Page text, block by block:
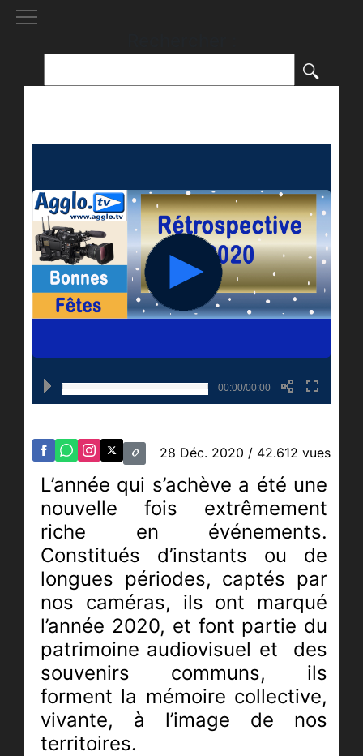
00:00/00:00
28 Déc. 2020 / 42.612 vues
L’année qui s’achève a été une
nouvelle fois extrêmement
riche en événements.
Constitués d’instants ou de
longues périodes, captés par
nos caméras, ils ont marqué
l’année 2020, et font partie du
patrimoine audiovisuel et
des
souvenirs communs, ils
forment la mémoire collective,
vivante, à l’image de nos
territoires.